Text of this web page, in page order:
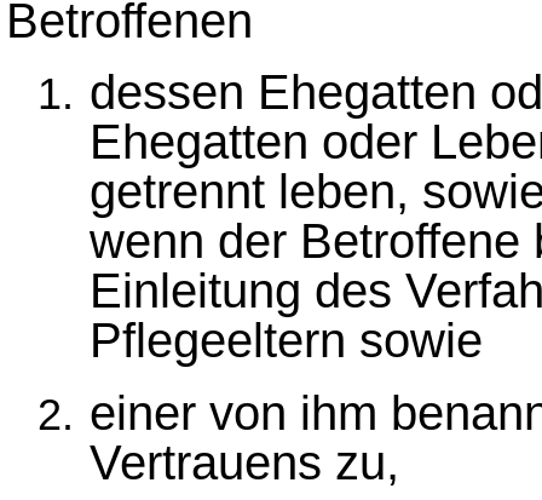
Betroffenen
dessen Ehegatten
Ehegatten oder
getrennt leben,
wenn der Betroffene
Einleitung des
Pflegeeltern sowie
einer von ihm
Vertrauens zu,